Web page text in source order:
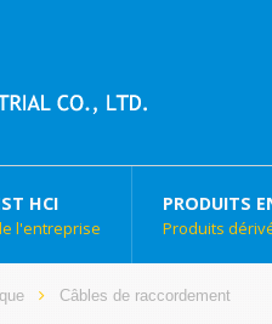
HCI
l'entreprise
PRODUITS
Produits
Câbles de raccordement